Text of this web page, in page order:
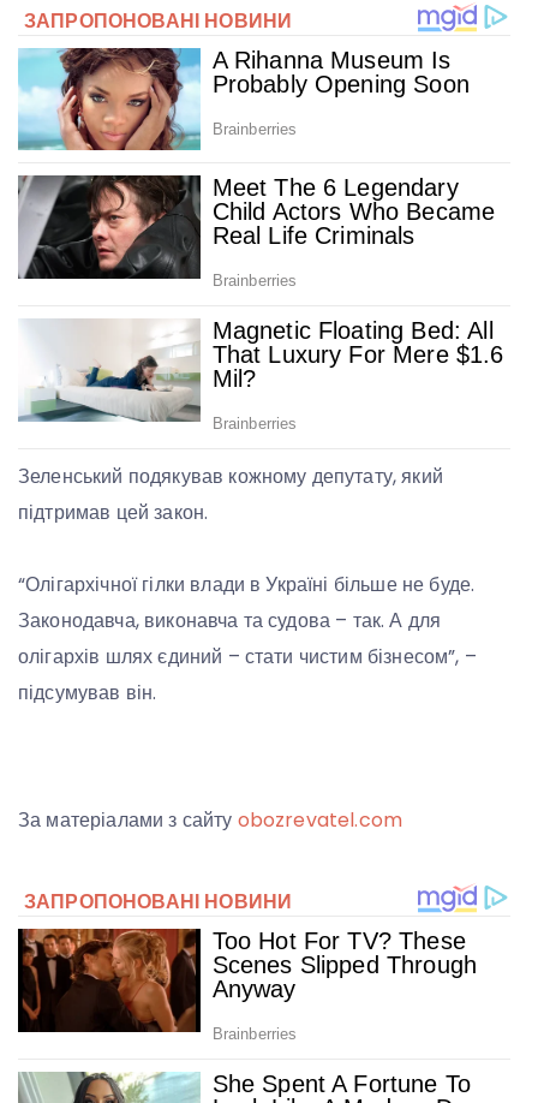
Зеленський подякував кожному депутату, який
підтримав цей закон.
“Олігархічної гілки влади в Україні більше не буде.
Законодавча, виконавча та судова – так. А для
олігархів шлях єдиний – стати чистим бізнесом”, –
підсумував він.
За матеріалами з сайту obozrevatel.com